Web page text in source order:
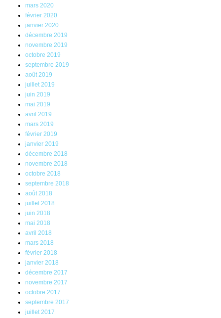
mars 2020
février 2020
janvier 2020
décembre 2019
novembre 2019
octobre 2019
septembre 2019
août 2019
juillet 2019
juin 2019
mai 2019
avril 2019
mars 2019
février 2019
janvier 2019
décembre 2018
novembre 2018
octobre 2018
septembre 2018
août 2018
juillet 2018
juin 2018
mai 2018
avril 2018
mars 2018
février 2018
janvier 2018
décembre 2017
novembre 2017
octobre 2017
septembre 2017
juillet 2017